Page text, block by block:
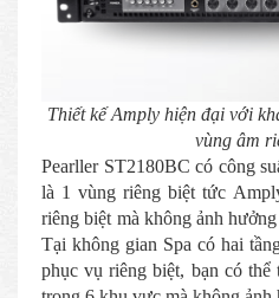
Thiết kế Amply hiện đại với
vùng âm
Pearller ST2180BC có công
là 1 vùng riêng biệt tức
riêng biệt mà không ảnh
Tại không gian Spa có hai
phục vụ riêng biệt, bạn có thể